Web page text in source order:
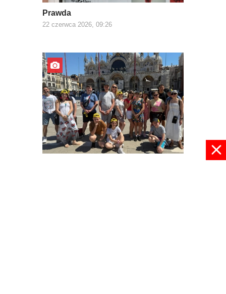
Prawda
22 czerwca 2026, 09:26